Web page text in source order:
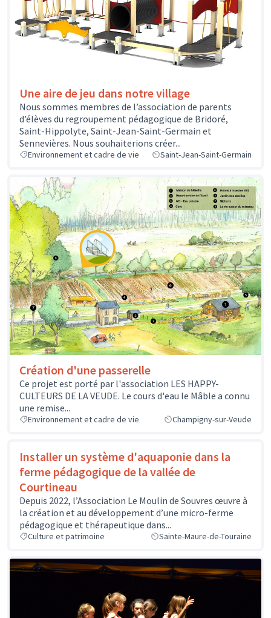
Une aire de jeu dans notre village
Nous sommes membres de l’association de parents
d’élèves du regroupement pédagogique de Bridoré,
Saint-Hippolyte, Saint-Jean-Saint-Germain et
Sennevières. Nous souhaiterions créer...
Environnement et cadre de vie Saint-Jean-Saint-Germain
Création d'une passerelle
Ce projet est porté par l'association LES HAPPY-
CULTEURS DE LA VEUDE. Le cours d'eau le Mâble a connu
une remise...
Environnement et cadre de vie Champigny-sur-Veude
Installer un système d'aquaponie dans la
ferme pédagogique de la vallée de
Courtineau
Depuis 2022, l’Association Le Moulin de Souvres œuvre à
la création et au développement d’une micro-ferme
pédagogique et thérapeutique dans...
Culture et patrimoine Sainte-Maure-de-Touraine